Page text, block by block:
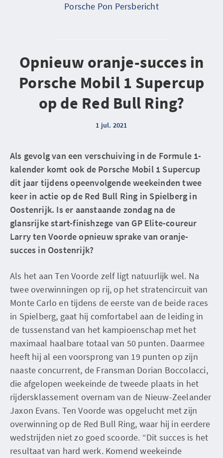
Porsche Pon Persbericht
Opnieuw oranje-succes in
Porsche Mobil 1 Supercup
op de Red Bull Ring?
1 jul. 2021
Als gevolg van een verschuiving in de Formule 1-
kalender komt ook de Porsche Mobil 1 Supercup
dit jaar tijdens opeenvolgende weekeinden twee
keer in actie op de Red Bull Ring in Spielberg in
Oostenrijk. Is er aanstaande zondag na de
glansrijke start-finishzege van GP Elite-coureur
Larry ten Voorde opnieuw sprake van oranje-
succes in Oostenrijk?
Als het aan Ten Voorde zelf ligt natuurlijk wel. Na
twee overwinningen op rij, op het stratencircuit van
Monte Carlo en tijdens de eerste van de beide races
in Spielberg, gaat hij comfortabel aan de leiding in
de tussenstand van het kampioenschap met het
maximaal haalbare totaal van 50 punten. Daarmee
heeft hij al een voorsprong van 19 punten op zijn
naaste concurrent, de Fransman Dorian Boccolacci,
die afgelopen weekeinde de tweede plaats in het
rijdersklassement overnam van de Nieuw-Zeelander
Jaxon Evans. Ten Voorde was opgelucht met zijn
overwinning op de Red Bull Ring, waar hij in eerdere
wedstrijden niet zo goed scoorde. “Dit succes is het
resultaat van hard werk. Komend weekeinde